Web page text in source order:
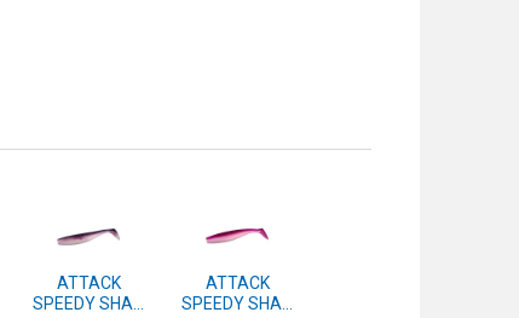
ATTACK
SPEEDY SHAD
ATTACK
SPEEDY SHAD